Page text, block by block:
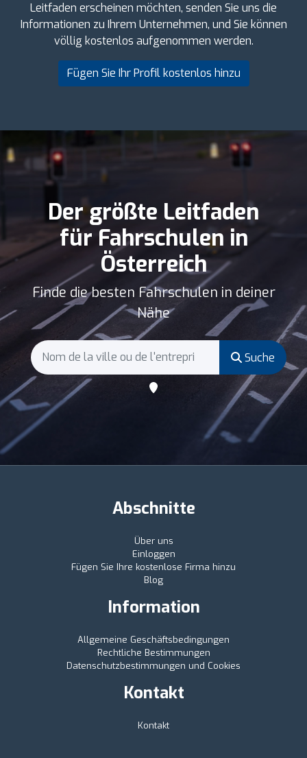
Leitfaden erscheinen möchten, senden Sie uns die
Informationen zu Ihrem Unternehmen, und Sie können
völlig kostenlos aufgenommen werden.
Fügen Sie Ihr Profil kostenlos hinzu
Der größte Leitfaden
für Fahrschulen in
Österreich
Finde die besten Fahrschulen in deiner
Nähe
Suche
Abschnitte
Über uns
Einloggen
Fügen Sie Ihre kostenlose Firma hinzu
Blog
Information
Allgemeine Geschäftsbedingungen
Rechtliche Bestimmungen
Datenschutzbestimmungen und Cookies
Kontakt
Kontakt